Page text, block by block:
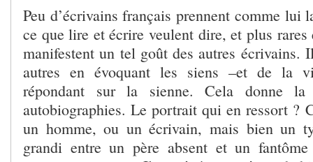
Peu d’écrivains français prennent comme lui
ce que lire et écrire veulent dire, et plus
manifestent un tel goût des autres écrivains.
autres en évoquant les siens –et de la
répondant sur la sienne. Cela donne
autobiographies. Le portrait qui en ressort ?
un homme, ou un écrivain, mais bien un
grandi entre un père absent et un